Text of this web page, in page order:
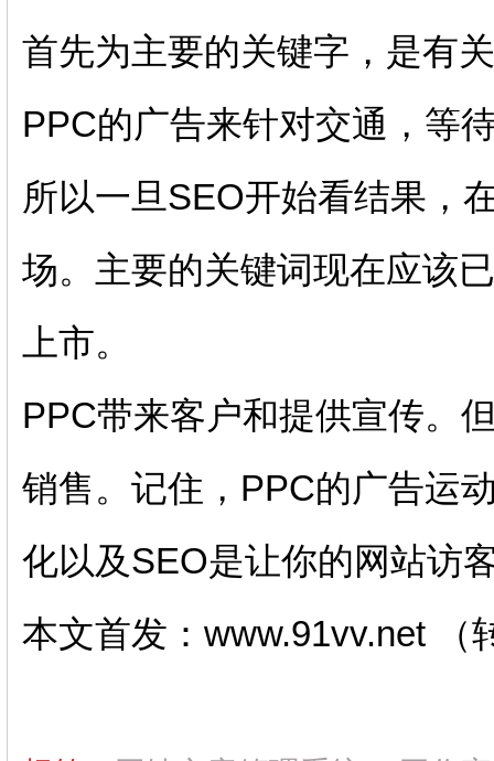
首先为主要的关键字，是有
PPC的广告来针对交通，等
所以一旦SEO开始看结果，
场。主要的关键词现在应该
上市。
PPC带来客户和提供宣传。
销售。记住，PPC的广告运
化以及SEO是让你的网站访
本文首发：www.91vv.net （